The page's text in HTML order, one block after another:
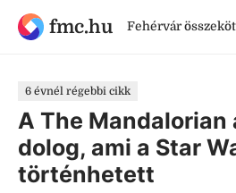
fmc.hu Fehérvár összeköt
6 évnél régebbi cikk
A The Mandalorian
dolog, ami a Star
történhetett